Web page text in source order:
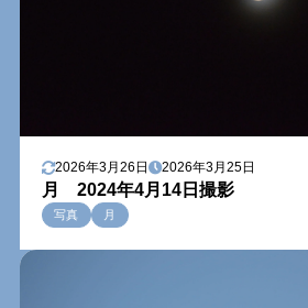
2026年3月26日 2026年3月25日
月 2024年4月14日撮影
写真 月